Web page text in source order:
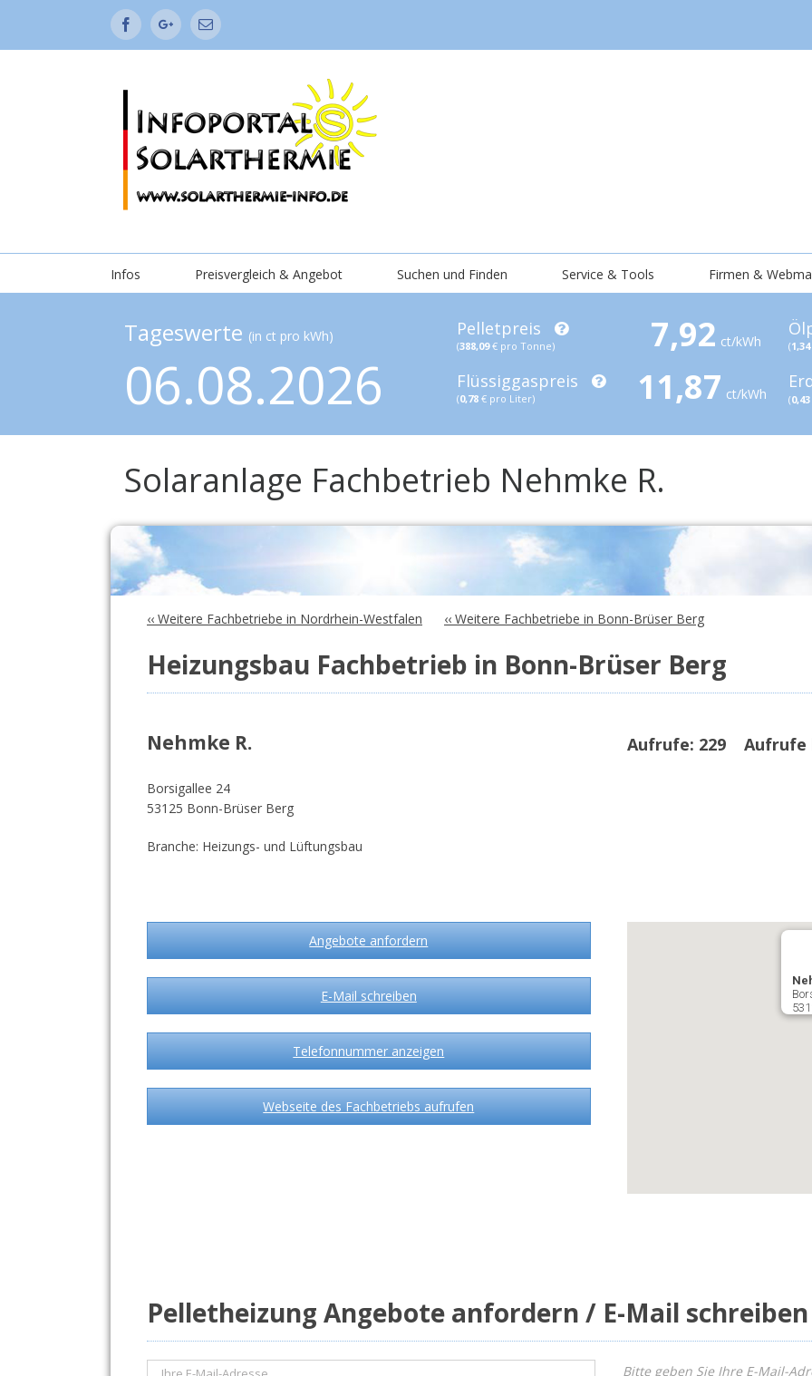
FacebookGoogle+Email
Infos Preisvergleich & Angebot Suchen und Finden Service & Tools Firmen &
Tageswerte (in ct pro kWh)
06.08.2026
Pelletpreis
(388,09€ pro Tonne) 7,92 ct/kWh (1,34
Flüssiggaspreis
(0,78€ pro Liter) 11,87 ct/kWh (0,43
Solaranlage Fachbetrieb Nehmke R.
‹‹ Weitere Fachbetriebe in Nordrhein-Westfalen ‹‹ Weitere Fachbetriebe in Bonn-Brüser Berg
Heizungsbau Fachbetrieb in Bonn-Brüser Berg
Nehmke R.
Borsigallee 24
53125 Bonn-Brüser Berg
Branche: Heizungs- und Lüftungsbau
Aufrufe: 229 Aufrufe
Angebote anfordern
E-Mail schreiben
Telefonnummer anzeigen
Webseite des Fachbetriebs aufrufen
Pelletheizung Angebote anfordern / E-Mail schreiben
Bitte geben Sie Ihre E-Mail-